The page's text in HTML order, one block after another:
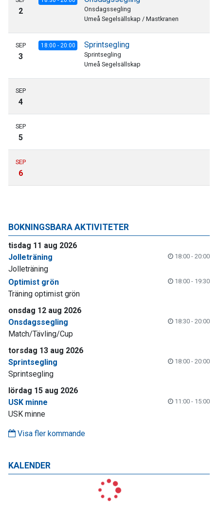
BOKNINGSBARA AKTIVITETER
tisdag 11 aug 2026
Jolleträning
18:00 - 20:00
Jolleträning
Optimist grön
18:00 - 19:30
Träning optimist grön
onsdag 12 aug 2026
Onsdagssegling
18:30 - 20:00
Match/Tävling/Cup
torsdag 13 aug 2026
Sprintsegling
18:00 - 20:00
Sprintsegling
lördag 15 aug 2026
USK minne
11:00 - 15:00
USK minne
Visa fler kommande
2
Onsdagssegling
Umeå Segelsällskap / Mastkranen
SEP
3
18:00 - 20:00 Sprintsegling
Sprintsegling
Umeå Segelsällskap
SEP
4
SEP
5
SEP
6
KALENDER